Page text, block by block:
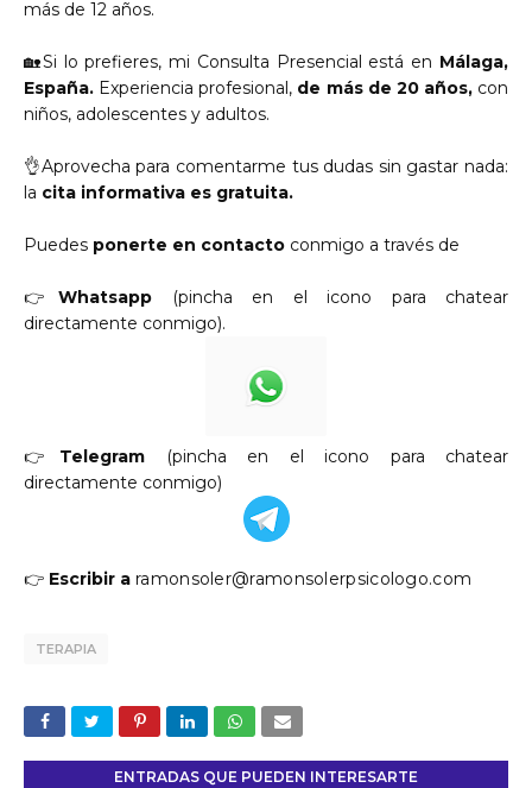
más de 12 años.
🏡Si lo prefieres, mi Consulta Presencial está en Málaga,
España. Experiencia profesional, de más de 20 años, con
niños, adolescentes y adultos.
👌Aprovecha para comentarme tus dudas sin gastar nada:
la cita informativa es gratuita.
Puedes ponerte en contacto conmigo a través de
👉Whatsapp (pincha en el icono para chatear
directamente conmigo).
👉 Telegram (pincha en el icono para chatear
directamente conmigo)
👉 Escribir a ramonsoler@ramonsolerpsicologo.com
TERAPIA
ENTRADAS QUE PUEDEN INTERESARTE